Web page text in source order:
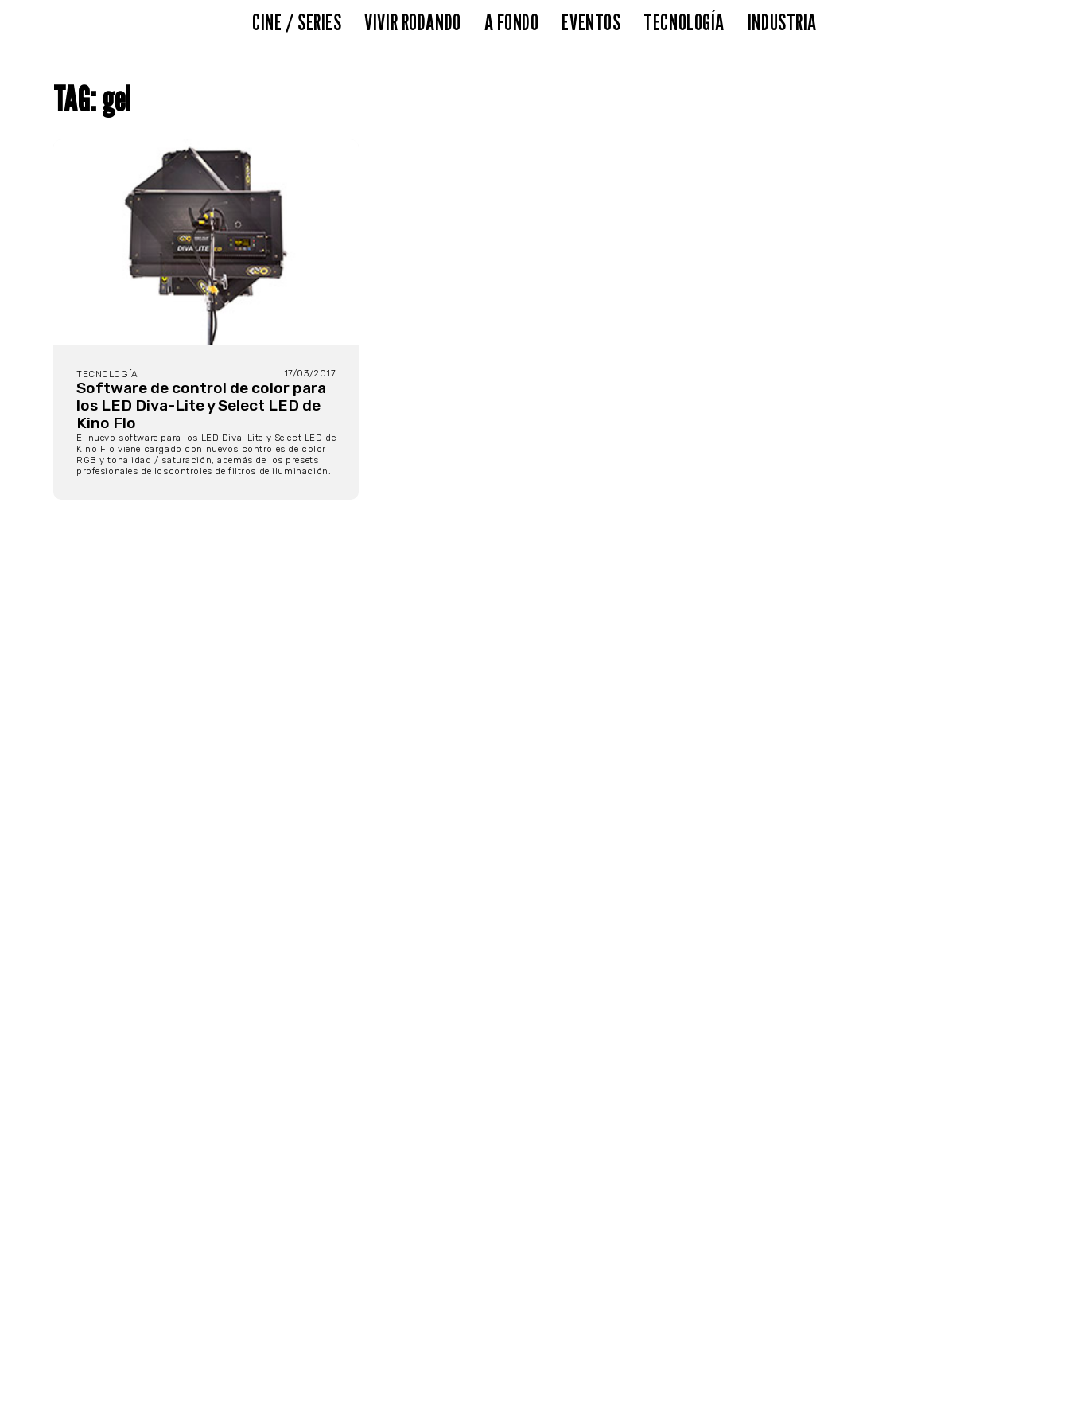
CINE / SERIES VIVIR RODANDO A FONDO EVENTOS TECNOLOGÍA INDUSTRIA
TAG: gel
TECNOLOGÍA 17/03/2017
Software de control de color para
los LED Diva-Lite y Select LED de
Kino Flo
El nuevo software para los LED Diva-Lite y Select LED de
Kino Flo viene cargado con nuevos controles de color
RGB y tonalidad / saturación, además de los presets
profesionales de loscontroles de filtros de iluminación.